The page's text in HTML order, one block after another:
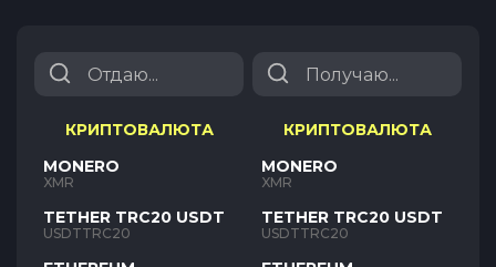
КРИПТОВАЛЮТА
MONERO
XMR
TETHER TRC20 USDT
USDTTRC20
КРИПТОВАЛЮТА
MONERO
XMR
TETHER TRC20 USDT
USDTTRC20